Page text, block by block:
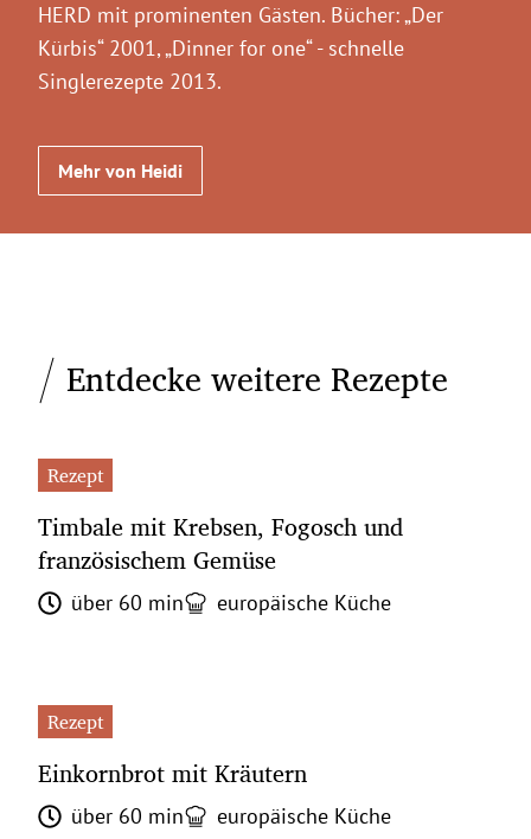
HERD mit prominenten Gästen. Bücher: „Der
Kürbis“ 2001, „Dinner for one“ - schnelle
Singlerezepte 2013.
Mehr von Heidi
Entdecke weitere Rezepte
Rezept
Timbale mit Krebsen, Fogosch und
französischem Gemüse
über 60 min europäische Küche
Rezept
Einkornbrot mit Kräutern
über 60 min europäische Küche